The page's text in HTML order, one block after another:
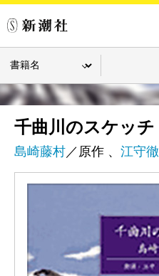
千曲川のスケッチ
島崎藤村／原作 、 江守徹